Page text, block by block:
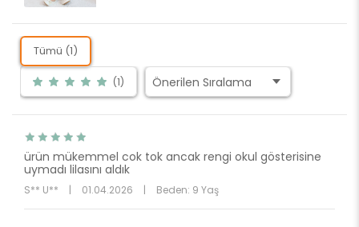
Tümü (1)
(1)
ürün mükemmel cok tok ancak rengi okul gösterisine
uymadı lilasını aldık
S** U** | 01.04.2026 | Beden: 9 Yaş